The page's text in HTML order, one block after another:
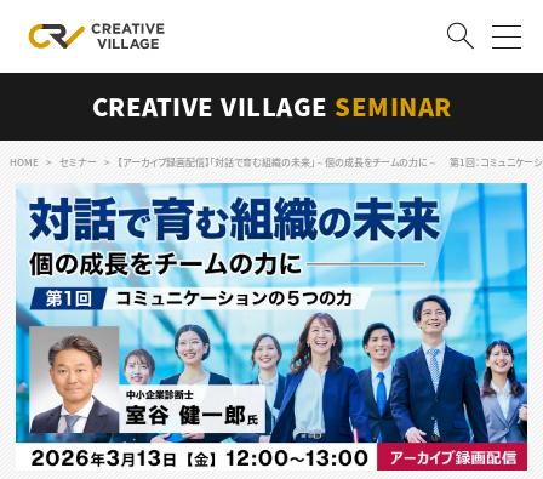
ログイン 会員登録
RECRUIT
クリエイター求人を探す
CREATIVE JOB求人検索
特集求人
採用説明会
転職支援サービス
CONTENTS
スキルアップしたい！
CREATIVE VILLAGE SEMINAR
HOME セミナー 【アーカイブ録画配信】「対話で育む組織の未来」～個の成長をチームの力に～ 第1回：コミュニケー